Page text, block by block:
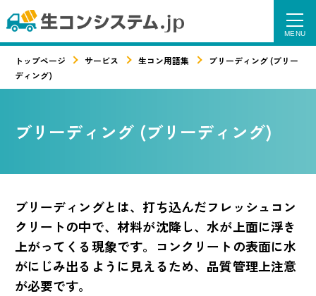
トップページ サービス 生コン用語集
ブリーディング (ブリー
ディング)
ブリーディング (ブリーディング)
ブリーディングとは、打ち込んだフレッシュコン
クリートの中で、材料が沈降し、水が上面に浮き
上がってくる現象です。コンクリートの表面に水
がにじみ出るように見えるため、品質管理上注意
が必要です。